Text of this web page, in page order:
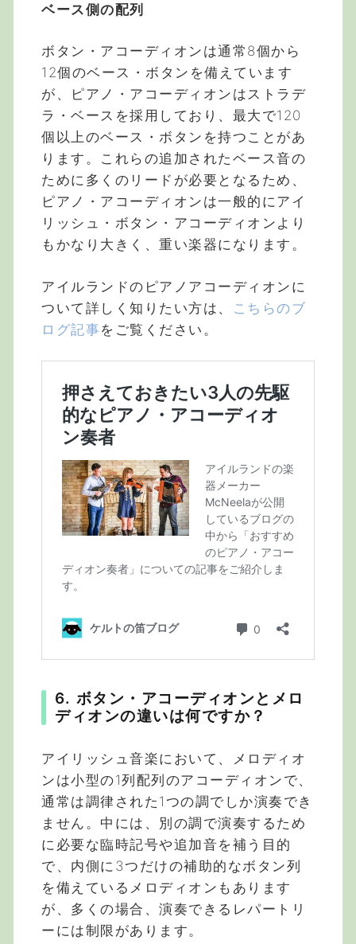
ベース側の配列
ボタン・アコーディオンは通常8個から
12個のベース・ボタンを備えています
が、ピアノ・アコーディオンはストラデ
ラ・ベースを採用しており、最大で120
個以上のベース・ボタンを持つことがあ
ります。これらの追加されたベース音の
ために多くのリードが必要となるため、
ピアノ・アコーディオンは一般的にアイ
リッシュ・ボタン・アコーディオンより
もかなり大きく、重い楽器になります。
アイルランドのピアノアコーディオンに
ついて詳しく知りたい方は、
こちらのブ
ログ記事 をご覧ください。
6. ボタン・アコーディオンとメロ
ディオンの違いは何ですか？
アイリッシュ音楽において、メロディオ
ンは小型の1列配列のアコーディオンで、
通常は調律された1つの調でしか演奏でき
ません。中には、別の調で演奏するため
に必要な臨時記号や追加音を補う目的
で、内側に3つだけの補助的なボタン列
を備えているメロディオンもあります
が、多くの場合、演奏できるレパートリ
ーには制限があります。